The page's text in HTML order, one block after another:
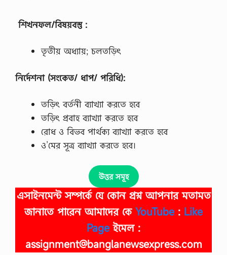
শিখনফল/বিষয়বস্তু :
তৃতীয় অধ্যায়; চলতড়িৎ
নির্দেশনা (সংকেত/ ধাপ/ পরিধি):
তড়িৎ বর্তনী ব্যাখ্যা করতে হবে
তড়িৎ প্রবাহ ব্যাখ্যা করতে হবে
রোধ ও বিভব পার্থক্য ব্যাখ্যা করতে হবে
ও’মের সূত্র ব্যাখ্যা করতে হবে।
উত্তর সমূহ
এসাইনমেন্ট সম্পর্কে যে কোন প্রশ্ন আপনার মতামত
জানাতে পারেন আমাদের কে YouTube : Like
Page ইমেল :
assignment@banglanewsexpress.com